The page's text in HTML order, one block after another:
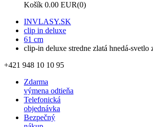
Košík 0.00 EUR(0)
INVLASY.SK
clip in deluxe
61 cm
clip-in deluxe stredne zlatá hnedá-svetlo
+421 948 10 10 95
Zdarma
výmena odtieňa
Telefonická
objednávka
Bezpečný